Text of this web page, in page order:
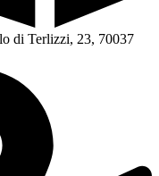
di Terlizzi, 23, 70037